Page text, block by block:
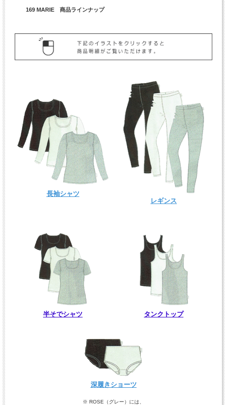
169 MARIE 商品ラインナップ
長袖シャツ
レギンス
半そでシャツ タンクトップ
深履きショーツ
※ ROSE（グレー）には、